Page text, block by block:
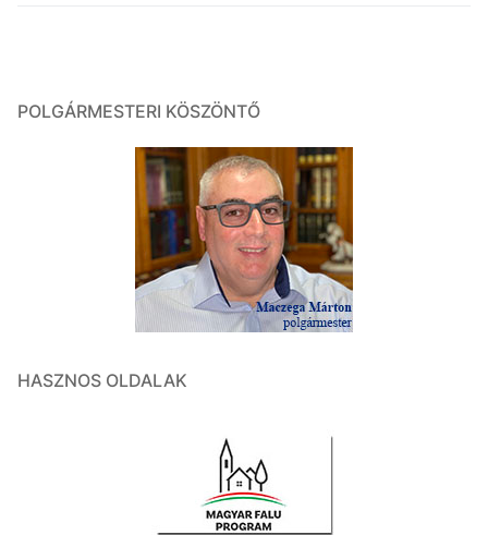
POLGÁRMESTERI KÖSZÖNTŐ
HASZNOS OLDALAK